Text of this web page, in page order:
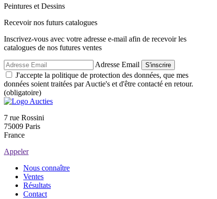
Peintures et Dessins
Recevoir nos futurs catalogues
Inscrivez-vous avec votre adresse e-mail afin de recevoir les
catalogues de nos futures ventes
Adresse Email S'inscrire
J'accepte la politique de protection des données, que mes
données soient traitées par Auctie's et d'être contacté en retour.
(obligatoire)
7 rue Rossini
75009 Paris
France
Appeler
Nous connaître
Ventes
Résultats
Contact